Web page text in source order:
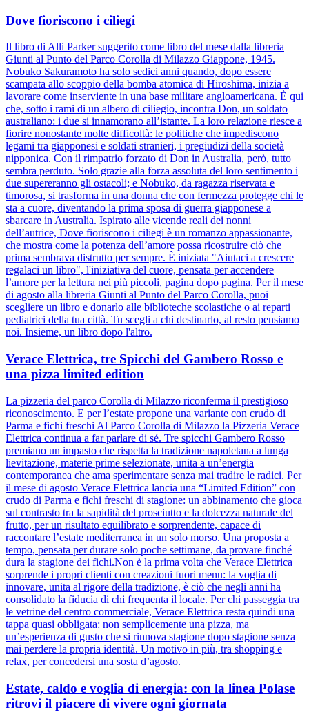
Dove fioriscono i ciliegi
Il libro di Alli Parker suggerito come libro del mese dalla libreria
Giunti al Punto del Parco Corolla di Milazzo Giappone, 1945.
Nobuko Sakuramoto ha solo sedici anni quando, dopo essere
scampata allo scoppio della bomba atomica di Hiroshima, inizia a
lavorare come inserviente in una base militare angloamericana. È qui
che, sotto i rami di un albero di ciliegio, incontra Don, un soldato
australiano: i due si innamorano all’istante. La loro relazione riesce a
fiorire nonostante molte difficoltà: le politiche che impediscono
legami tra giapponesi e soldati stranieri, i pregiudizi della società
nipponica. Con il rimpatrio forzato di Don in Australia, però, tutto
sembra perduto. Solo grazie alla forza assoluta del loro sentimento i
due supereranno gli ostacoli; e Nobuko, da ragazza riservata e
timorosa, si trasforma in una donna che con fermezza protegge chi le
sta a cuore, diventando la prima sposa di guerra giapponese a
sbarcare in Australia. Ispirato alle vicende reali dei nonni
dell’autrice, Dove fioriscono i ciliegi è un romanzo appassionante,
che mostra come la potenza dell’amore possa ricostruire ciò che
prima sembrava distrutto per sempre. È iniziata "Aiutaci a crescere
regalaci un libro", l'iniziativa del cuore, pensata per accendere
l’amore per la lettura nei più piccoli, pagina dopo pagina. Per il mese
di agosto alla libreria Giunti al Punto del Parco Corolla, puoi
scegliere un libro e donarlo alle biblioteche scolastiche o ai reparti
pediatrici della tua città. Tu scegli a chi destinarlo, al resto pensiamo
noi. Insieme, un libro dopo l'altro.
Verace Elettrica, tre Spicchi del Gambero Rosso e
una pizza limited edition
La pizzeria del parco Corolla di Milazzo riconferma il prestigioso
riconoscimento. E per l’estate propone una variante con crudo di
Parma e fichi freschi Al Parco Corolla di Milazzo la Pizzeria Verace
Elettrica continua a far parlare di sé. Tre spicchi Gambero Rosso
premiano un impasto che rispetta la tradizione napoletana a lunga
lievitazione, materie prime selezionate, unita a un’energia
contemporanea che ama sperimentare senza mai tradire le radici. Per
il mese di agosto Verace Elettrica lancia una “Limited Edition” con
crudo di Parma e fichi freschi di stagione: un abbinamento che gioca
sul contrasto tra la sapidità del prosciutto e la dolcezza naturale del
frutto, per un risultato equilibrato e sorprendente, capace di
raccontare l’estate mediterranea in un solo morso. Una proposta a
tempo, pensata per durare solo poche settimane, da provare finché
dura la stagione dei fichi.Non è la prima volta che Verace Elettrica
sorprende i propri clienti con creazioni fuori menu: la voglia di
innovare, unita al rigore della tradizione, è ciò che negli anni ha
consolidato la fiducia di chi frequenta il locale. Per chi passeggia tra
le vetrine del centro commerciale, Verace Elettrica resta quindi una
tappa quasi obbligata: non semplicemente una pizza, ma
un’esperienza di gusto che si rinnova stagione dopo stagione senza
mai perdere la propria identità. Un motivo in più, tra shopping e
relax, per concedersi una sosta d’agosto.
Estate, caldo e voglia di energia: con la linea Polase
ritrovi il piacere di vivere ogni giornata